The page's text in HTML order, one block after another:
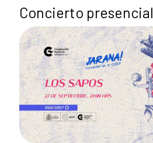
Concierto presencial